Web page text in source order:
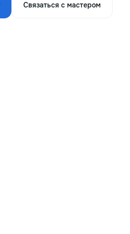
Связаться с мастером